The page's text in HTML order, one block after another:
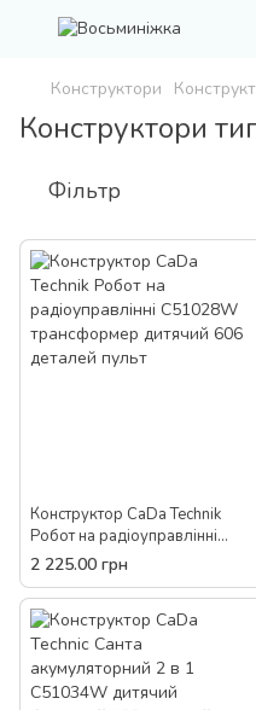
Конструктори
Конструктори
Фільтр
Конструктор CaDa Technik
Робот на радіоуправлінні
C51028W трансформер
дитячий 606 деталей пульт
2 225.00 грн